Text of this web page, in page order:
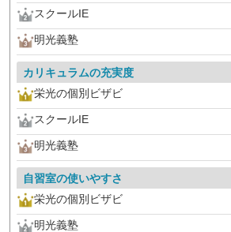
スクールIE
明光義塾
カリキュラムの充実度
栄光の個別ビザビ
スクールIE
明光義塾
自習室の使いやすさ
栄光の個別ビザビ
明光義塾